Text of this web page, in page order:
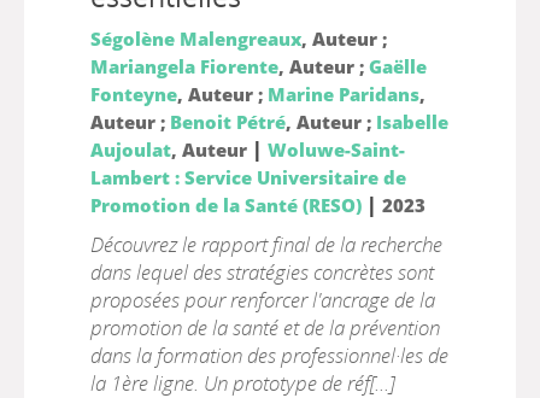
Ségolène Malengreaux, Auteur ;
Mariangela Fiorente, Auteur ; Gaëlle
Fonteyne, Auteur ; Marine Paridans,
Auteur ; Benoit Pétré, Auteur ; Isabelle
Aujoulat, Auteur | Woluwe-Saint-
Lambert : Service Universitaire de
Promotion de la Santé (RESO)| 2023
Découvrez le rapport final de la recherche
dans lequel des stratégies concrètes sont
proposées pour renforcer l'ancrage de la
promotion de la santé et de la prévention
dans la formation des professionnel·les de
la 1ère ligne. Un prototype de réf[...]